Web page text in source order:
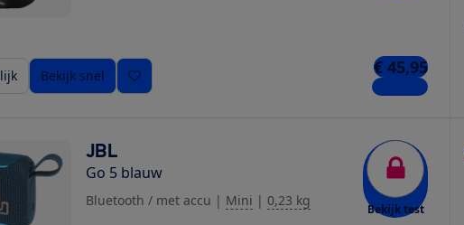
Bekijk snel € 45,95
6 winkels
JBL
Go 5 blauw
Bluetooth / met accu | Mini | 0,23 kg
Bekijk test